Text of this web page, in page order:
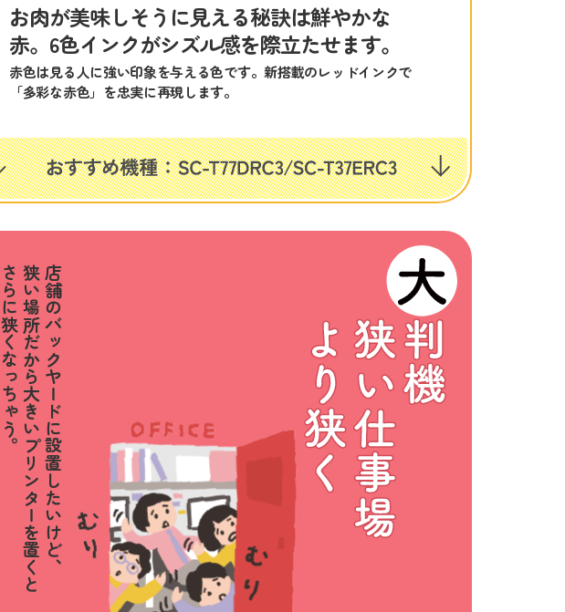
お肉が美味しそうに見える秘訣は鮮やかな
赤。6色インクがシズル感を際立たせます。
赤色は見る人に強い印象を与える色です。新搭載のレッドインクで
「多彩な赤色」を忠実に再現します。
店舗のバックヤードに設置したいけど、
狭い場所だから大きいプリンターを
置くと
さらに狭くなっちゃう。